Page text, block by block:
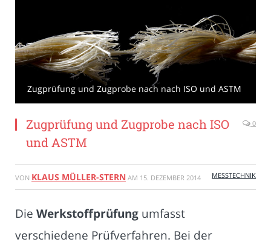
Zugprüfung und Zugprobe nach nach ISO und ASTM
Zugprüfung und Zugprobe nach ISO
und ASTM
0
VON KLAUS MÜLLER-STERN AM 15. DEZEMBER 2014 MESSTECHNIK
Die Werkstoffprüfung umfasst
verschiedene Prüfverfahren. Bei der